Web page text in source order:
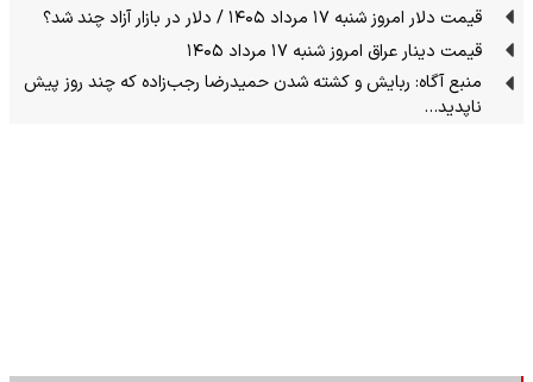
قیمت دلار امروز شنبه ۱۷ مرداد ۱۴۰۵ / دلار در بازار آزاد چند شد؟
قیمت دینار عراق امروز شنبه ۱۷ مرداد ۱۴۰۵
منبع آگاه: ربایش و کشته شدن حمیدرضا رجب‌زاده که چند روز پیش
ناپدید…